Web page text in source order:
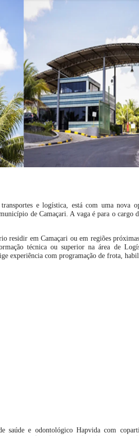
e logística, está com uma nova
de Camaçari. A vaga é para o cargo
residir em Camaçari ou em regiões
técnica ou superior na área de
experiência com programação de frota,
saúde e odontológico Hapvida com